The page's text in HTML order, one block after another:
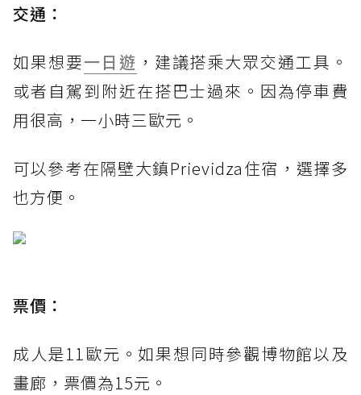
交通：
如果想要一日遊 ，建議搭乘大眾交通工具。
或者自駕到附近在搭巴士過來。因為停車費
用很高，一小時三歐元。
可以參考在隔壁大鎮Prievidza住宿，選擇多
也方便。
票價：
成人是11歐元。如果想同時參觀博物館以及
畫廊，票價為15元。